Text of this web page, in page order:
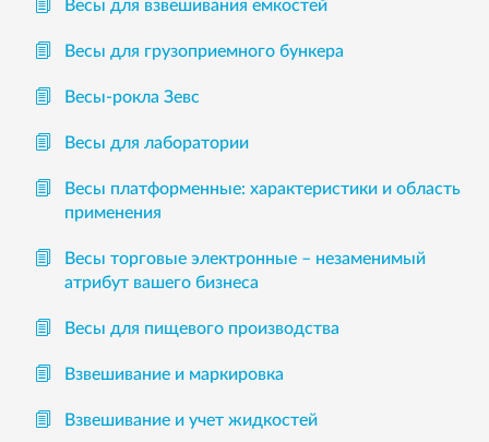
Весы для взвешивания емкостей
Весы для грузоприемного бункера
Весы-рокла Зевс
Весы для лаборатории
Весы платформенные: характеристики и область
применения
Весы торговые электронные – незаменимый
атрибут вашего бизнеса
Весы для пищевого производства
Взвешивание и маркировка
Взвешивание и учет жидкостей